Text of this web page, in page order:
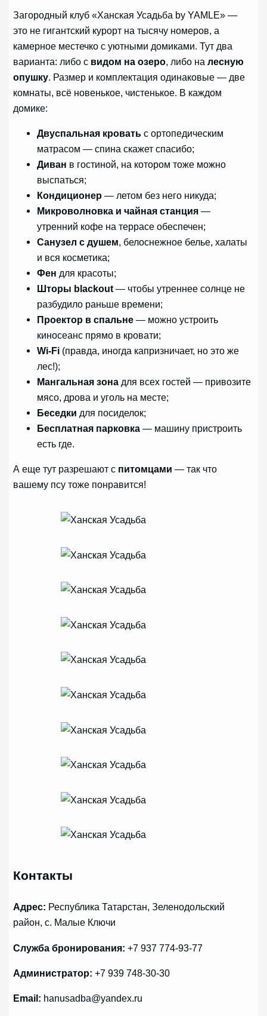
Загородный клуб «Ханская Усадьба by YAMLE» —
это не гигантский курорт на тысячу номеров, а
камерное местечко с уютными домиками. Тут два
варианта: либо с видом на озеро, либо налесную
опушку. Размер и комплектация одинаковые — две
комнаты, всё новенькое, чистенькое. В каждом
домике:
Двуспальная кровать с ортопедическим
матрасом — спина скажет спасибо;
Диван в гостиной, на котором тоже можно
выспаться;
Кондиционер — летом без него никуда;
Микроволновка и чайная станция —
утренний кофе на террасе обеспечен;
Санузел с душем, белоснежное белье, халаты
и вся косметика;
Фен для красоты;
Шторы blackout — чтобы утреннее солнце не
разбудило раньше времени;
Проектор в спальне — можно устроить
киносеанс прямо в кровати;
Wi-Fi (правда, иногда капризничает, но это же
лес!);
Мангальная зона для всех гостей — привозите
мясо, дрова и уголь на месте;
Беседки для посиделок;
Бесплатная парковка — машину пристроить
есть где.
А еще тут разрешают с питомцами — так что
вашему псу тоже понравится!
Контакты
Адрес: Республика Татарстан, Зеленодольский
район, с. Малые Ключи
Служба бронирования: +7 937 774-93-77
Администратор: +7 939 748-30-30
Email: hanusadba@yandex.ru